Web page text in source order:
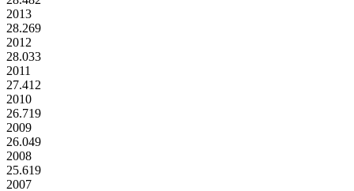
2013
28.269
2012
28.033
2011
27.412
2010
26.719
2009
26.049
2008
25.619
2007